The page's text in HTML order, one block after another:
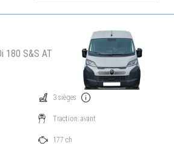
180 S&S AT
3 sièges
Traction: avant
177 ch